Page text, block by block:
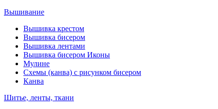
Вышивание
Вышивка крестом
Вышивка бисером
Вышивка лентами
Вышивка бисером Иконы
Мулине
Схемы (канва) с рисунком бисером
Канва
Шитье, ленты, ткани